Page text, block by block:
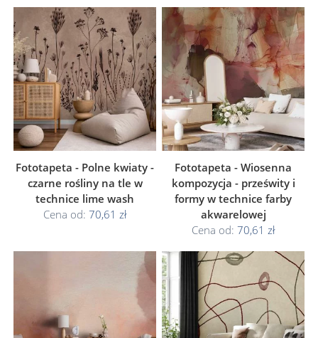
Fototapeta - Polne kwiaty -
czarne rośliny na tle w
technice lime wash
Cena od: 70,61 zł
Fototapeta - Wiosenna
kompozycja - prześwity i
formy w technice farby
akwarelowej
Cena od: 70,61 zł